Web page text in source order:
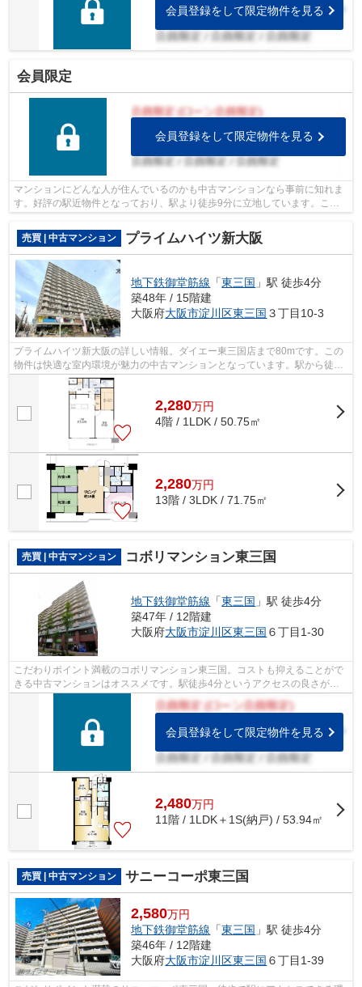
会員登録をして限定物件を見る
会員限定
会員登録をして限定物件を見る
マンションにどんな人が住んでいるのかも中古マンションなら事前に知れま
す。好評の駅近物件となっており、駅より徒歩9分に立地しています。こち
売買 | 中古マンション
プライムハイツ新大阪
地下鉄御堂筋線 「東三国 」駅 徒歩4分
築48年 / 15階建
大阪府大阪市淀川区東三国 ３丁目10-3
プライムハイツ新大阪の詳しい情報。ダイエー東三国店まで80mです。この
物件は快適な室内環境が魅力の中古マンションとなっています。駅から徒歩
4分に位置する、魅力的な駅近物件です...
2,280万円
4階 / 1LDK / 50.75㎡
2,280万円
13階 / 3LDK / 71.75㎡
売買 | 中古マンション コボリマンション東三国
地下鉄御堂筋線 「東三国 」駅 徒歩4分
築47年 / 12階建
大阪府大阪市淀川区東三国 ６丁目1-30
こだわりポイント満載のコボリマンション東三国。コストも抑えることがで
きる中古マンションはオススメです。駅徒歩4分というアクセスの良さが魅
力的な物件です。こちらはエレベーター...
会員登録をして限定物件を見る
2,480万円
11階 / 1LDK＋1S(納戸) / 53.94㎡
売買 | 中古マンション サニーコーポ東三国
2,580万円
地下鉄御堂筋線 「東三国 」駅 徒歩4分
築46年 / 12階建
大阪府大阪市淀川区東三国 ６丁目1-39